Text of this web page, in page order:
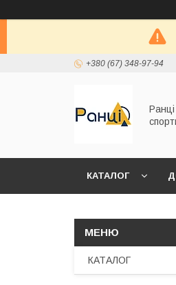
+380 (67) 348-97-94
Ранці
КАТАЛОГ
КАТАЛОГ